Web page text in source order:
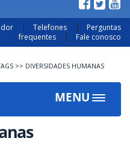
Telefones
Perguntas
frequentes
Fale conosco
>> DIVERSIDADES HUMANAS
MENU
Toggle